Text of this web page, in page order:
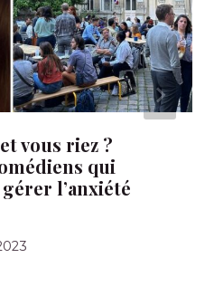
vous riez ?
qui
l’anxiété